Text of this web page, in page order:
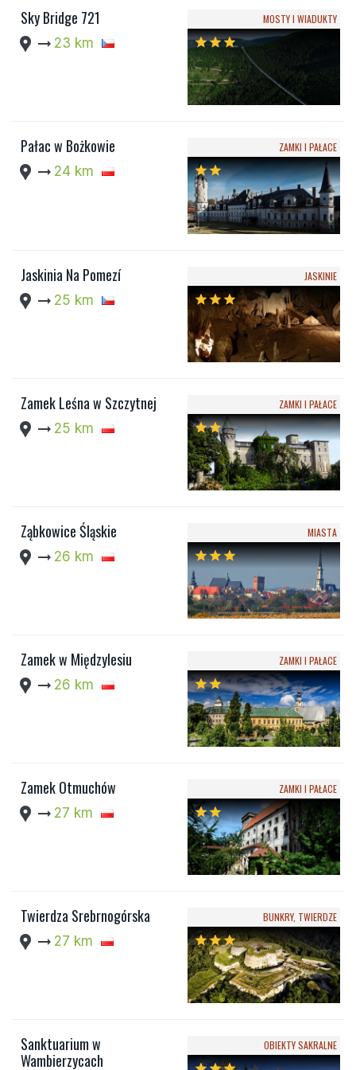
Sky Bridge 721
location_pin arrow_right_alt 23 km
MOSTY I WIADUKTY
starstarstar
Pałac w Bożkowie
location_pin arrow_right_alt 24 km
ZAMKI I PAŁACE
starstar
Jaskinia Na Pomezí
location_pin arrow_right_alt 25 km
JASKINIE
starstar star
Zamek Leśna w Szczytnej
location_pin arrow_right_alt 25 km
ZAMKI I PAŁACE
starstar
Ząbkowice Śląskie
location_pin arrow_right_alt 26 km
MIASTA
starstarstar
Zamek w Międzylesiu
location_pin arrow_right_alt 26 km
ZAMKI I PAŁACE
starstar
Zamek Otmuchów
location_pin arrow_right_alt 27 km
ZAMKI I PAŁACE
starstar
Twierdza Srebrnogórska
location_pin arrow_right_alt 27 km
BUNKRY, TWIERDZE
starstarstar
Sanktuarium w
Wambierzycach
OBIEKTY SAKRALNE